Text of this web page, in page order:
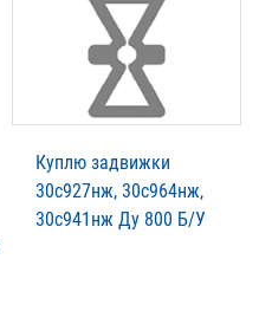
Куплю задвижки
30с927нж, 30с964нж,
30с941нж Ду 800 Б/У